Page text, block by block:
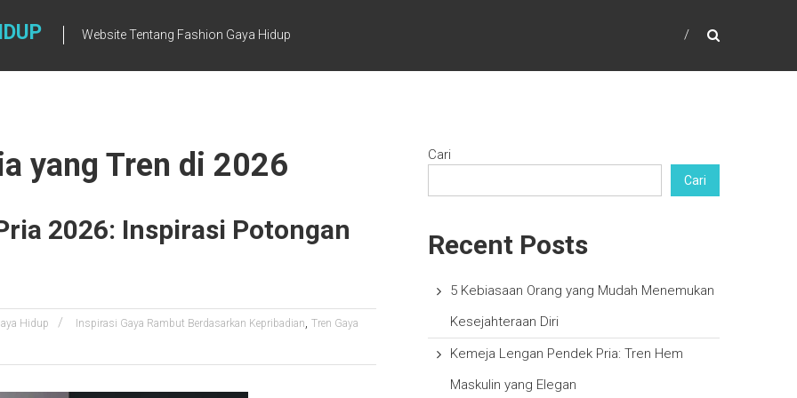
Website Tentang Fashion Gaya Hidup
yang Tren di 2026
2026: Inspirasi Potongan
Hidup Inspirasi Gaya Rambut Berdasarkan Kepribadian, Tren Gaya
Cari
Cari
Recent Posts
5 Kebiasaan Orang yang Mudah Menemukan
Kesejahteraan Diri
Kemeja Lengan Pendek Pria: Tren Hem
Maskulin yang Elegan